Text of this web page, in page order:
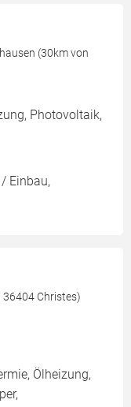
(30km von
Photovoltaik,
Einbau,
36404 Christes)
Ölheizung,